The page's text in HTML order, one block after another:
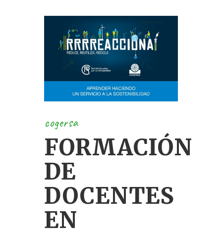
cogersa
FORMACIÓN
DE
DOCENTES
EN